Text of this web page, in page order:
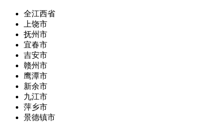
全江西省
上饶市
抚州市
宜春市
吉安市
赣州市
鹰潭市
新余市
九江市
萍乡市
景德镇市